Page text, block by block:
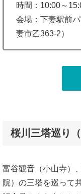
時間：10:00～
会場：下妻駅前
妻市乙363-2）
桜川三塔巡り（
富谷観音（小山寺）
院）の三塔を巡って